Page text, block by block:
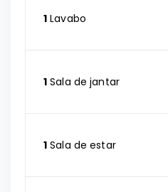
1 Lavabo
1 Sala de jantar
1 Sala de estar